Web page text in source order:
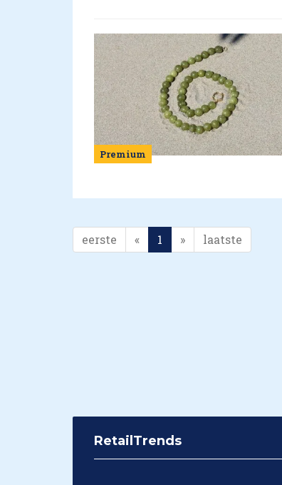
Premium
eerste « 1 » laatste
RetailTrends